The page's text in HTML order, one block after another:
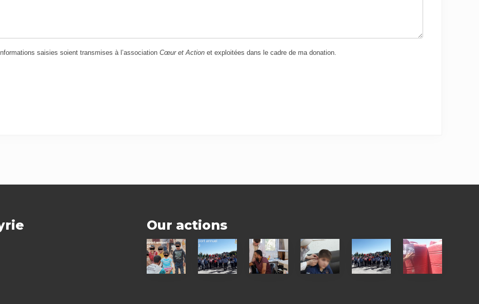
sai­sies soient trans­mises à l’as­so­cia­tion Cœur et Action et exploi­tées dans le cadre de ma donation.
Our actions
2024
status
report
2023
status
report
Medical
physiotherapy
equipment
Hearing
aids
for
Distribution
of
school
Distribution
of
water tanks